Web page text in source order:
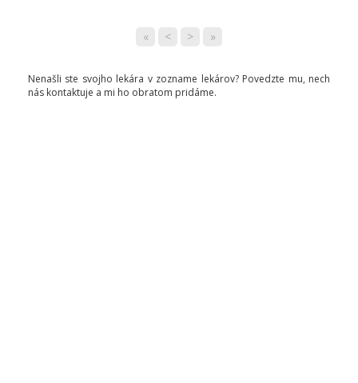
« < > »
Nenašli ste svojho lekára v zozname lekárov? Povedzte mu, nech
nás kontaktuje a mi ho obratom pridáme.